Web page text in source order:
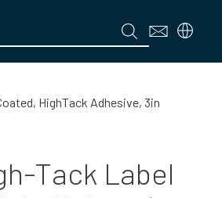
HighTack Adhesive, 3in
Tack Label